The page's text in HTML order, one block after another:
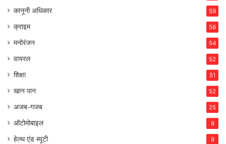
कानूनी अधिकार 59
क्राइम 56
मनोरंजन 54
वायरल 52
शिक्षा 51
खान पान 52
अजब-गजब 25
ऑटोमोबाइल 9
हेल्थ एंड ब्यूटी 9